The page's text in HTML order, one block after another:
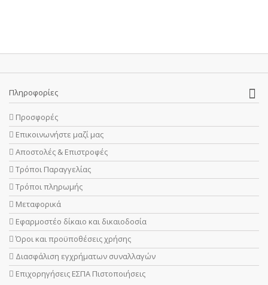
Πληροφορίες
Προσφορές
Επικοινωνήστε μαζί μας
Αποστολές & Επιστροφές
Τρόποι Παραγγελίας
Τρόποι πληρωμής
Μεταφορικά
Εφαρμοστέο δίκαιο και δικαιοδοσία
Όροι και προϋποθέσεις χρήσης
Διασφάλιση εγχρήματων συναλλαγών
Επιχορηγήσεις ΕΣΠΑ Πιστοποιήσεις